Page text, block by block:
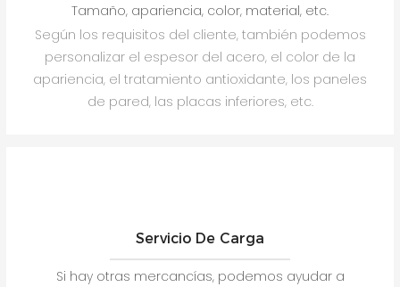
Tamaño, apariencia, color, material, etc.
Según los requisitos del cliente, también podemos
personalizar el espesor del acero, el color de la
apariencia, el tratamiento antioxidante, los paneles
de pared, las placas inferiores, etc.
Servicio De Carga
Si hay otras mercancías, podemos ayudar a